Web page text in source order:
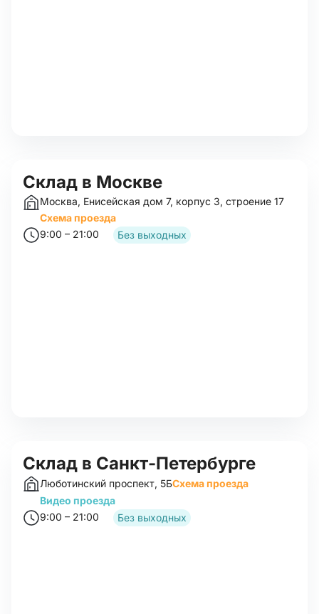
Cклад в Москве
Москва, Енисейская дом 7, корпус 3, строение 17
Схема проезда
9:00 – 21:00
Без выходных
Склад в Санкт-Петербурге
Люботинский проспект, 5БСхема проезда
Видео проезда
9:00 – 21:00
Без выходных